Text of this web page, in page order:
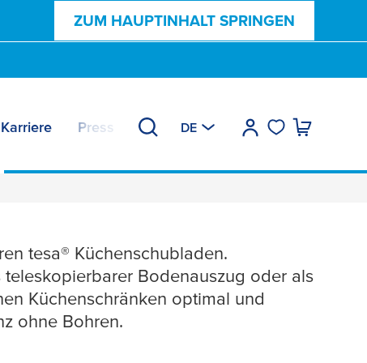
ZUM HAUPTINHALT SPRINGEN
Karriere Press & InsightsDE
– Ordnung ohne
tesa® Küchenschubladen.
Bodenauszug oder als
Küchenschränken optimal und
ohne Bohren.